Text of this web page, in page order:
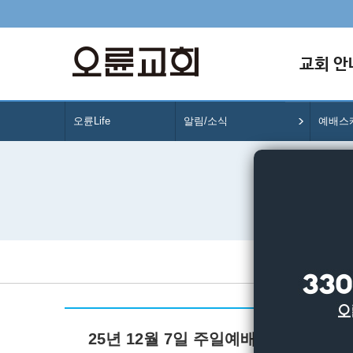
교회 안
오륜Life 알림/소식 예배스
25년 12월 7일 주일예배